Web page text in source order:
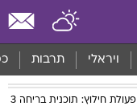
ויראלי תרבות
פעולת חילוץ: תוכנית בריחה 3